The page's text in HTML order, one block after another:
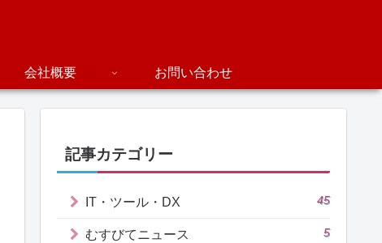
会社概要 お問い合わせ
記事カテゴリー
IT・ツール・DX 45
むすびてニュース 5